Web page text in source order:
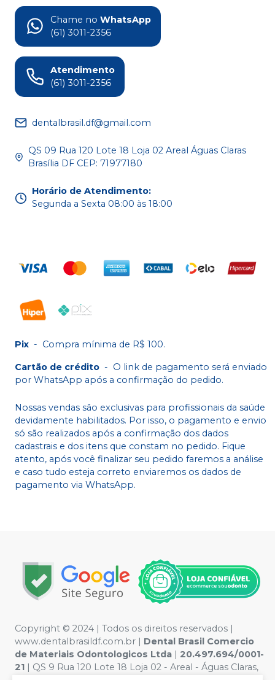
Chame no WhatsApp
(61) 3011-2356
Atendimento
(61) 3011-2356
dentalbrasil.df@gmail.com
QS 09 Rua 120 Lote 18 Loja 02 Areal Águas Claras
Brasília DF CEP: 71977180
Horário de Atendimento:
Segunda a Sexta 08:00 às 18:00
Pix - Compra mínima de R$ 100.
Cartão de crédito - O link de pagamento será enviado
por WhatsApp após a confirmação do pedido.
Nossas vendas são exclusivas para profissionais da saúde
devidamente habilitados. Por isso, o pagamento e envio
só são realizados após a confirmação dos dados
cadastrais e dos itens que constam no pedido. Fique
atento, após você finalizar seu pedido faremos a análise
e caso tudo esteja correto enviaremos os dados de
pagamento via WhatsApp.
Copyright © 2024 | Todos os direitos reservados |
www.dentalbrasildf.com.br | Dental Brasil Comercio
de Materiais Odontologicos Ltda | 20.497.694/0001-
21 | QS 9 Rua 120 Lote 18 Loja 02 - Areal - Águas Claras,